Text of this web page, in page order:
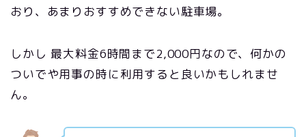
おり、あまりおすすめできない駐車場。
しかし 最大料金6時間まで2,000円なので、何かの
ついでや用事の時に利用すると良いかもしれませ
ん。